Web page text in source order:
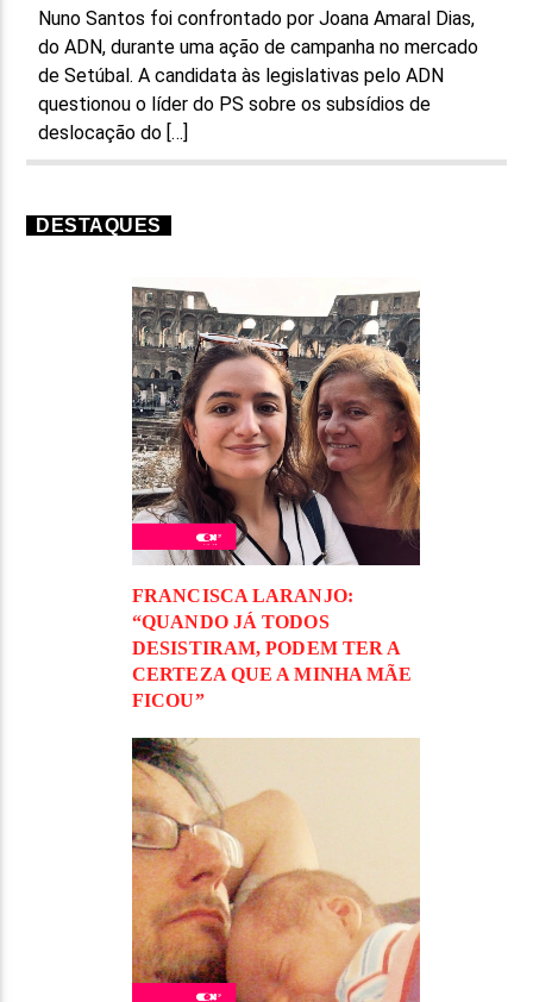
Nuno Santos foi confrontado por Joana Amaral Dias,
do ADN, durante uma ação de campanha no mercado
de Setúbal. A candidata às legislativas pelo ADN
questionou o líder do PS sobre os subsídios de
deslocação do […]
DESTAQUES
FRANCISCA LARANJO:
“QUANDO JÁ TODOS
DESISTIRAM, PODEM TER A
CERTEZA QUE A MINHA MÃE
FICOU”